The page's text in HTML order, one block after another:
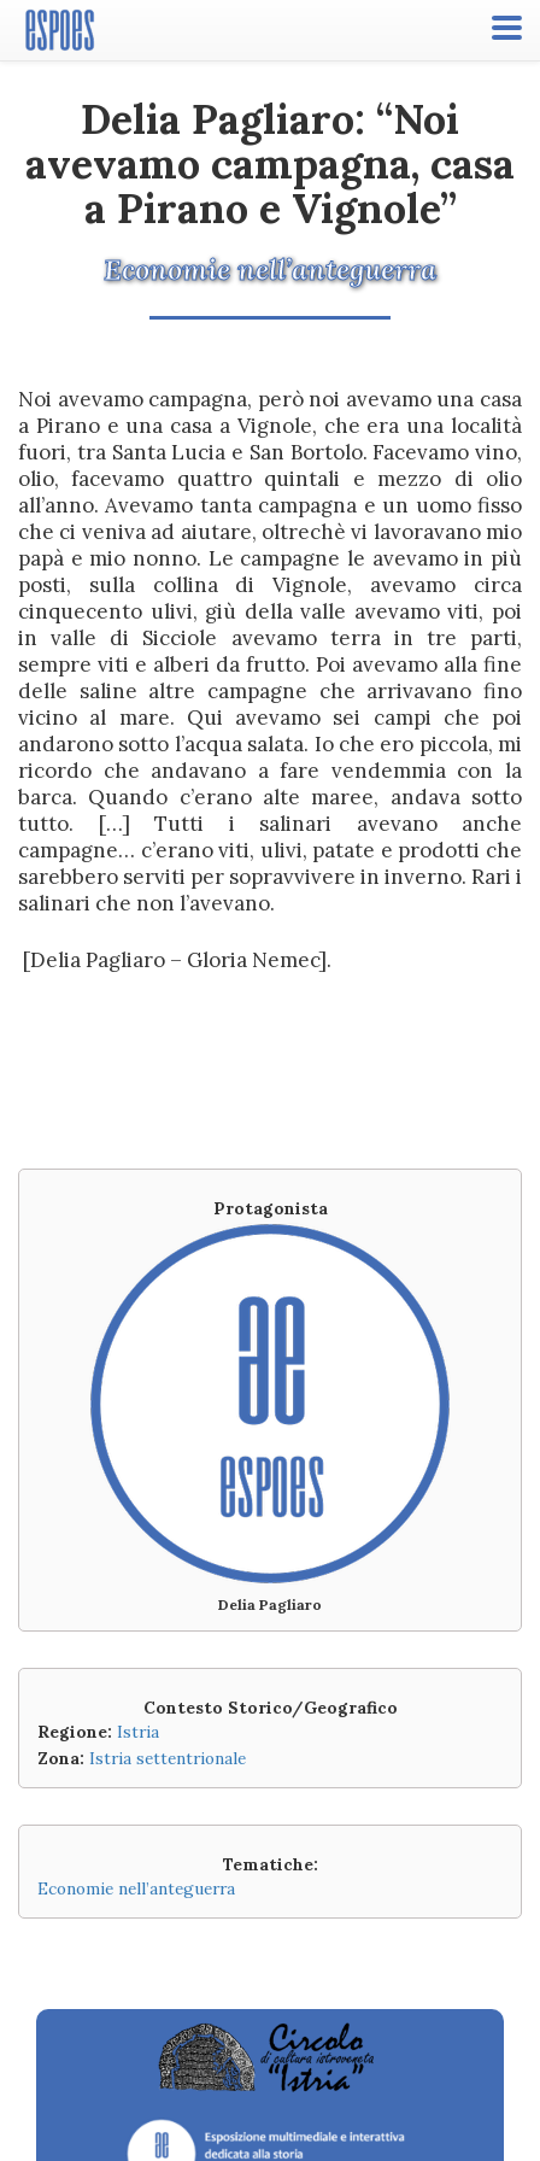
Toggle
Delia Pagliaro: “Noi
avevamo campagna, casa
a Pirano e Vignole”
Economie nell’anteguerra
Noi avevamo campagna, però noi avevamo una casa
a Pirano e una casa a Vignole, che era una località
fuori, tra Santa Lucia e San Bortolo. Facevamo vino,
olio, facevamo quattro quintali e mezzo di olio
all’anno. Avevamo tanta campagna e un uomo fisso
che ci veniva ad aiutare, oltrechè vi lavoravano mio
papà e mio nonno. Le campagne le avevamo in più
posti, sulla collina di Vignole, avevamo circa
cinquecento ulivi, giù della valle avevamo viti, poi
in valle di Sicciole avevamo terra in tre parti,
sempre viti e alberi da frutto. Poi avevamo alla fine
delle saline altre campagne che arrivavano fino
vicino al mare. Qui avevamo sei campi che poi
andarono sotto l’acqua salata. Io che ero piccola, mi
ricordo che andavano a fare vendemmia con la
barca. Quando c’erano alte maree, andava sotto
tutto. […] Tutti i salinari avevano anche
campagne… c’erano viti, ulivi, patate e prodotti che
sarebbero serviti per sopravvivere in inverno. Rari i
salinari che non l’avevano.
[Delia Pagliaro – Gloria Nemec].
Protagonista
Delia Pagliaro
Contesto Storico/Geografico
Regione: Istria
Zona: Istria settentrionale
Tematiche:
Economie nell’anteguerra